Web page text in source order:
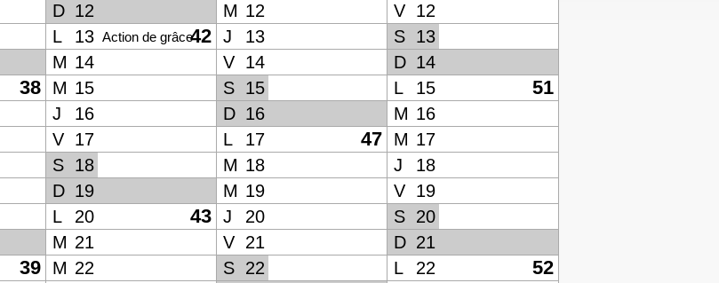
D 12 M 12 V
12
L 13 42
Action de grâce J 13 S
13
M 14 V 14 D 14
38 M 15 S 15 L 15 51
J 16 D 16 M 16
V 17 L 17 47 M 17
S 18 M 18 J
18
D 19 M 19 V
19
L 20 43 J 20 S
20
M 21 V 21 D 21
39 M 22 S 22 L 22 52